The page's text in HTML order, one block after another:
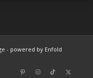
- powered by Enfold